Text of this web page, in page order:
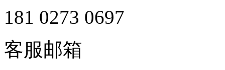
181 0273 0697
客服邮箱